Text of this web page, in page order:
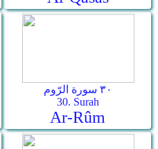
٣٠ سورة الرّوم
30. Surah
Ar-­Rûm